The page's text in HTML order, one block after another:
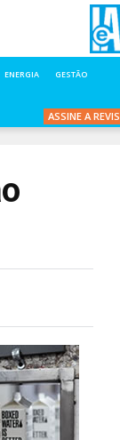
ENERGIA
GESTÃO
ASSINE A
VERDE LAB